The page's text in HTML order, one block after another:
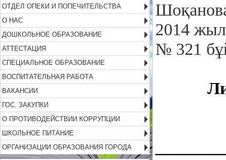
ОТДЕЛ ОПЕКИ И ПОПЕЧИТЕЛЬСТВА
О НАС
ДОШКОЛЬНОЕ ОБРАЗОВАНИЕ
АТТЕСТАЦИЯ
СПЕЦИАЛЬНОЕ ОБРАЗОВАНИЕ
ВОСПИТАТЕЛЬНАЯ РАБОТА
ВАКАНСИИ
ГОС. ЗАКУПКИ
О ПРОТИВОДЕЙСТВИИ КОРРУПЦИИ
ШКОЛЬНОЕ ПИТАНИЕ
ОРГАНИЗАЦИИ ОБРАЗОВАНИЯ ГОРОДА
2014
№ 321